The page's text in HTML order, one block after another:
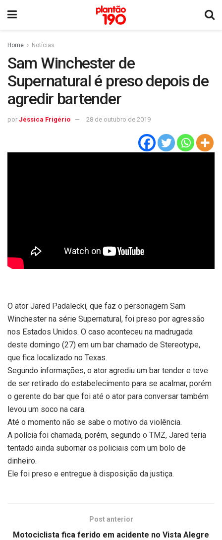
Home Notícias
Sam Winchester de
Supernatural é preso depois de
agredir bartender
por Jéssica Frigério 28 de outubro de 2019
O ator Jared Padalecki, que faz o personagem Sam
Winchester na série Supernatural, foi preso por agressão
nos Estados Unidos. O caso aconteceu na madrugada
deste domingo (27) em um bar chamado de Stereotype,
que fica localizado no Texas.
Segundo informações, o ator agrediu um bar tender e teve
de ser retirado do estabelecimento para se acalmar, porém
o gerente do bar que foi até o ator para conversar também
levou um soco na cara.
Até o momento não se sabe o motivo da violência.
A polícia foi chamada, porém, segundo o TMZ, Jared teria
tentado ainda subornar os policiais com um bolo de
dinheiro.
Ele foi preso e entregue à disposição da justiça.
Post anterior
Motociclista fica ferido em acidente no Vista Alegre